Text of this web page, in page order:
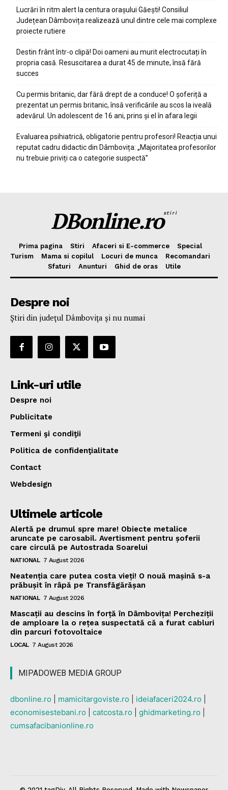
Lucrări în ritm alert la centura orașului Găești! Consiliul
Județean Dâmbovița realizează unul dintre cele mai complexe
proiecte rutiere
Destin frânt într-o clipă! Doi oameni au murit electrocutați în
propria casă. Resuscitarea a durat 45 de minute, însă fără
succes
Cu permis britanic, dar fără drept de a conduce! O șoferiță a
prezentat un permis britanic, însă verificările au scos la iveală
adevărul. Un adolescent de 16 ani, prins și el în afara legii
Evaluarea psihiatrică, obligatorie pentru profesori! Reacția unui
reputat cadru didactic din Dâmbovița: „Majoritatea profesorilor
nu trebuie priviți ca o categorie suspectă”
DBonline.rostiri
Prima pagina Stiri Afaceri si E-commerce
Special
Turism
Mama si copilul Locuri de munca
Recomandari
Sfaturi
Anunturi Ghid de oras Utile
Despre noi
Ştiri din judeţul Dâmboviţa şi nu numai
Link-uri utile
Despre noi
Publicitate
Termeni şi condiţii
Politica de confidenţialitate
Contact
Webdesign
Ultimele articole
Alertă pe drumul spre mare! Obiecte metalice
aruncate pe carosabil. Avertisment pentru șoferii
care circulă pe Autostrada Soarelui
NATIONAL 7 August 2026
Neatenția care putea costa vieți! O nouă mașină s-a
prăbușit în râpă pe Transfăgărășan
NATIONAL 7 August 2026
Mascații au descins în forță în Dâmbovița! Percheziții
de amploare la o rețea suspectată că a furat cabluri
din parcuri fotovoltaice
LOCAL 7 August 2026
MIPADOWEB MEDIA GROUP
dbonline.ro mamicitargoviste.ro ideiafaceri2024.ro
economisestebani.ro
catcosta.ro ghidmarketing.ro
cumsafacibanionline.ro